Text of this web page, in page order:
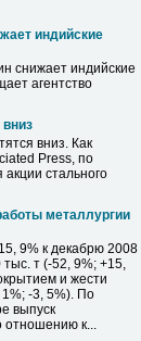
индийские
снижает индийские
агентство
вниз
вниз. Как
Press, по
акции стального
металлургии
9% к декабрю 2008
тыс. т (-52, 9%; +15,
и жести
-3, 5%). По
выпуск
отношению к...